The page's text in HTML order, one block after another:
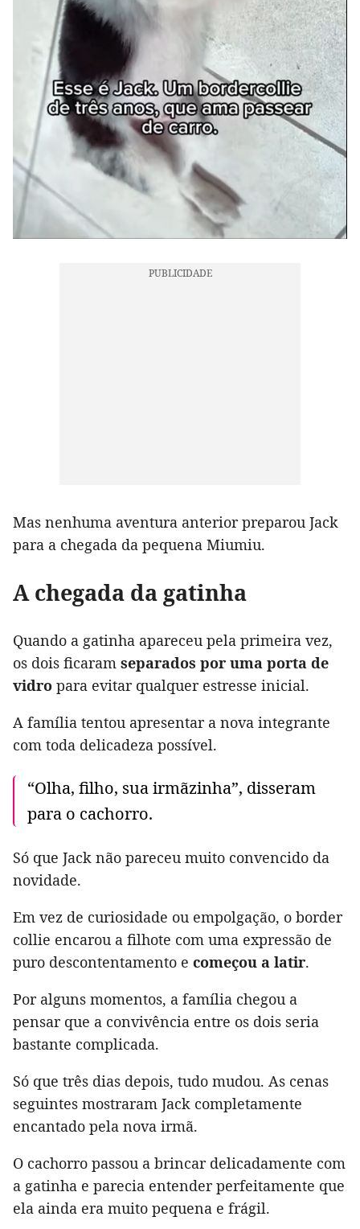
Mas nenhuma aventura anterior preparou Jack
para a chegada da pequena Miumiu.
A chegada da gatinha
Quando a gatinha apareceu pela primeira vez,
os dois ficaram separados por uma porta de
vidro para evitar qualquer estresse inicial.
A família tentou apresentar a nova integrante
com toda delicadeza possível.
“Olha, filho, sua irmãzinha”, disseram
para o cachorro.
Só que Jack não pareceu muito convencido da
novidade.
Em vez de curiosidade ou empolgação, o border
collie encarou a filhote com uma expressão de
puro descontentamento e começou a latir.
Por alguns momentos, a família chegou a
pensar que a convivência entre os dois seria
bastante complicada.
Só que três dias depois, tudo mudou. As cenas
seguintes mostraram Jack completamente
encantado pela nova irmã.
O cachorro passou a brincar delicadamente com
a gatinha e parecia entender perfeitamente que
ela ainda era muito pequena e frágil.